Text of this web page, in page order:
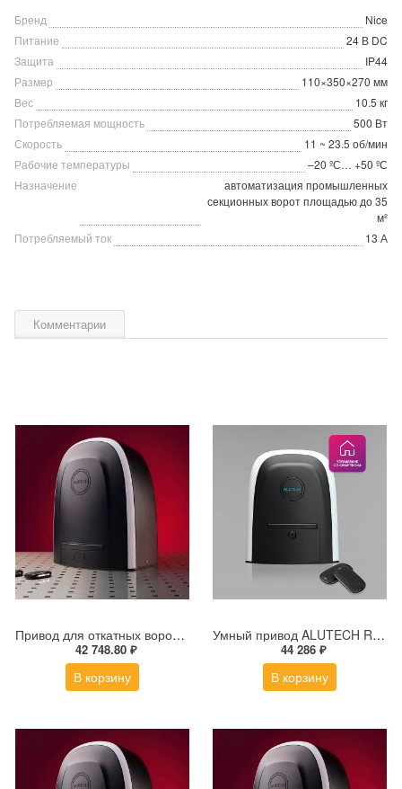
Бренд
Nice
Питание
24 В DC
Защита
IP44
Размер
110×350×270 мм
Вес
10.5 кг
Потребляемая мощность
500 Вт
Скорость
11 ~ 23.5 об/мин
Рабочие температуры
–20 ºС… +50 ºС
Назначение
автоматизация промышленных
секционных ворот площадью до 35
м²
Потребляемый ток
13 А
Комментарии
Привод для откатных ворот ALUTECH ROTEO RTО-2000MKIT
42 748.80 ₽
В корзину
Умный привод ALUTECH RDC-600MKIT-Sm + модуль Wi-fi
44 286 ₽
В корзину